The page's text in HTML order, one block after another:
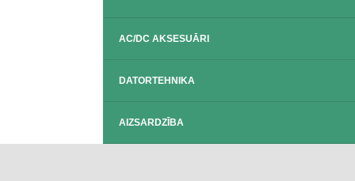
AC/DC AKSESUĀRI
DATORTEHNIKA
AIZSARDZĪBA